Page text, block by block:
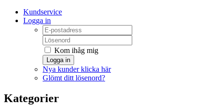
Kundservice
Logga in
Kom ihåg mig
Logga in
Nya kunder klicka här
Glömt ditt lösenord?
Kategorier